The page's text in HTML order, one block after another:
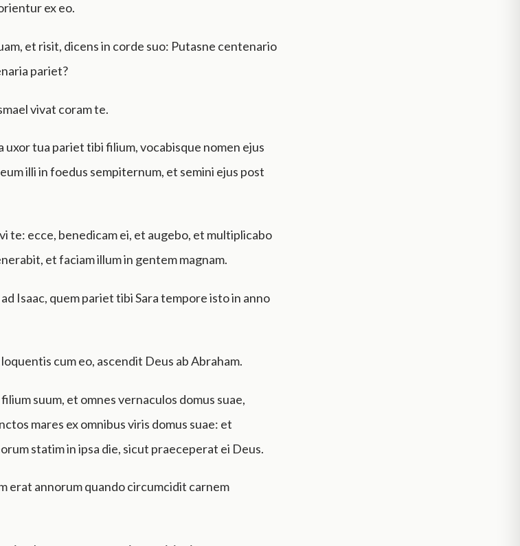
ex eo.
et risit, dicens in corde suo: Putasne centenario
pariet?
vivat coram te.
uxor tua pariet tibi filium, vocabisque nomen ejus
illi in foedus sempiternum, et semini ejus post
te: ecce, benedicam ei, et augebo, et multiplicabo
et faciam illum in gentem magnam.
Isaac, quem pariet tibi Sara tempore isto in anno
cum eo, ascendit Deus ab Abraham.
suum, et omnes vernaculos domus suae,
mares ex omnibus viris domus suae: et
statim in ipsa die, sicut praeceperat ei Deus.
erat annorum quando circumcidit carnem